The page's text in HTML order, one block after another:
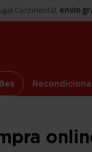
Continental, envio